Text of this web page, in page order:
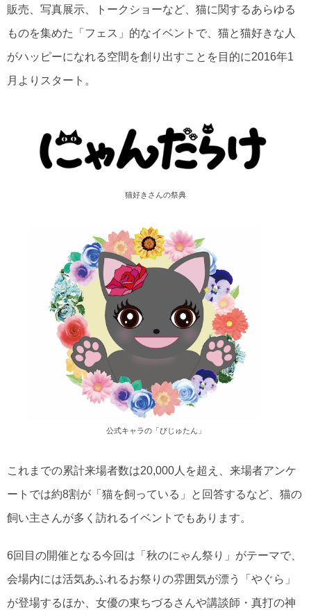
販売、写真展示、トークショーなど、猫に関するあらゆる
ものを集めた「フェス」的なイベントで、猫と猫好きな人
がハッピーになれる空間を創り出すことを目的に2016年1
月よりスタート。
猫好きさんの祭典
公式キャラの「びじゅたん」
これまでの累計来場者数は20,000人を超え、来場者アンケ
ートでは約8割が「猫を飼っている」と回答するなど、猫の
飼い主さんが多く訪れるイベントでもあります。
6回目の開催となる今回は「秋のにゃん祭り」がテーマで、
会場内には活気あふれるお祭りの雰囲気が漂う「やぐら」
が登場するほか、女優の東ちづるさんや講談師・真打の神